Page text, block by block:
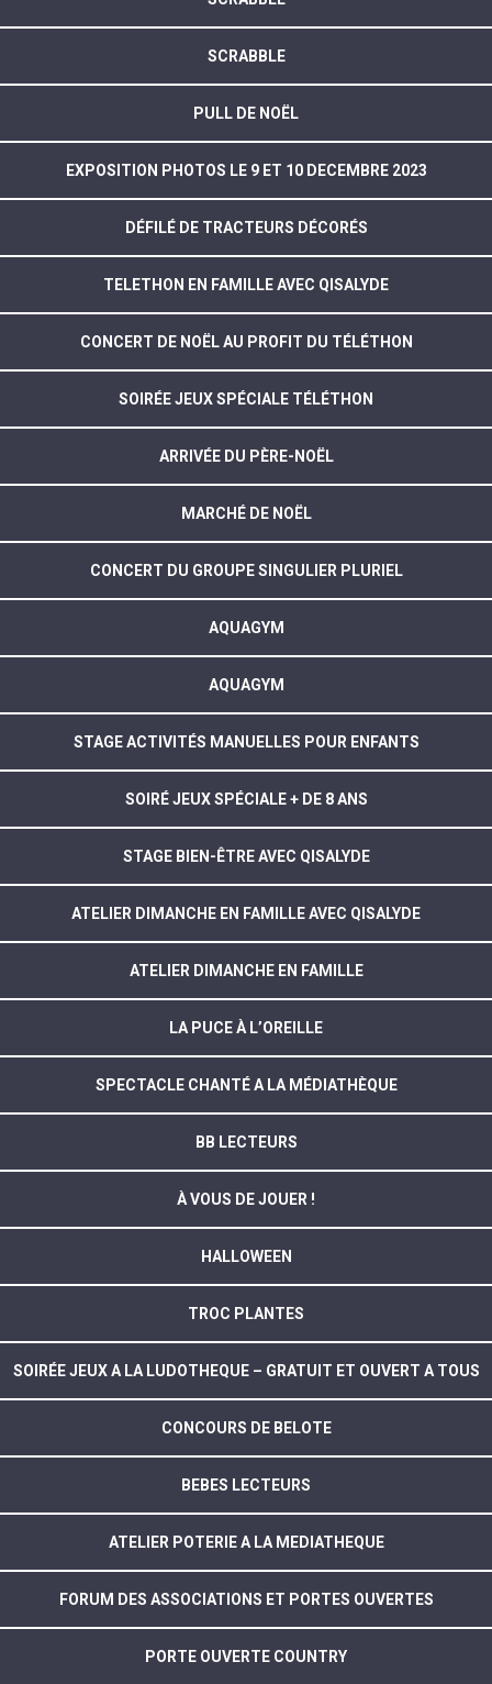
SCRABBLE
PULL DE NOËL
EXPOSITION PHOTOS LE 9 ET 10 DECEMBRE 2023
DÉFILÉ DE TRACTEURS DÉCORÉS
TELETHON EN FAMILLE AVEC QISALYDE
CONCERT DE NOËL AU PROFIT DU TÉLÉTHON
SOIRÉE JEUX SPÉCIALE TÉLÉTHON
ARRIVÉE DU PÈRE-NOËL
MARCHÉ DE NOËL
CONCERT DU GROUPE SINGULIER PLURIEL
AQUAGYM
AQUAGYM
STAGE ACTIVITÉS MANUELLES POUR ENFANTS
SOIRÉ JEUX SPÉCIALE + DE 8 ANS
STAGE BIEN-ÊTRE AVEC QISALYDE
ATELIER DIMANCHE EN FAMILLE AVEC QISALYDE
ATELIER DIMANCHE EN FAMILLE
LA PUCE À L’OREILLE
SPECTACLE CHANTÉ A LA MÉDIATHÈQUE
BB LECTEURS
À VOUS DE JOUER !
HALLOWEEN
TROC PLANTES
SOIRÉE JEUX A LA LUDOTHEQUE – GRATUIT ET OUVERT A TOUS
CONCOURS DE BELOTE
BEBES LECTEURS
ATELIER POTERIE A LA MEDIATHEQUE
FORUM DES ASSOCIATIONS ET PORTES OUVERTES
PORTE OUVERTE COUNTRY